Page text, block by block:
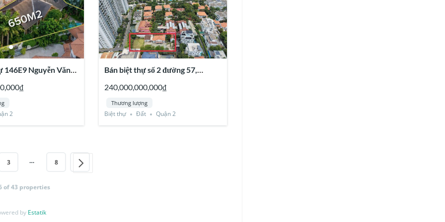
146E9 Nguyễn Văn
2
Bán biệt thự số 2 đường 57,
Điền, Quận 2
240,000,000,000₫
Thương lượng
Biệt thự Đất Quận 2
3 … 8
of 43 properties
by Estatik